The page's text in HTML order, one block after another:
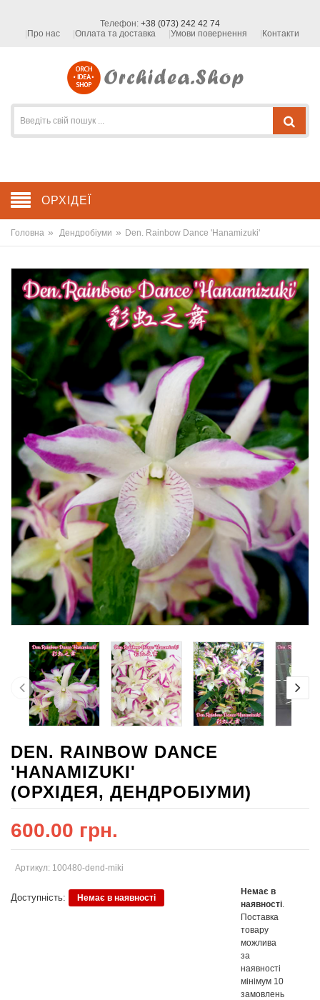
Телефон: +38 (073) 242 42 74
Про нас
Оплата та доставка Умови повернення Контакти
ОРХІДЕЇ
Головна » Дендробіуми » Den. Rainbow Dance 'Hanamizuki'
DEN. RAINBOW DANCE
'HANAMIZUKI'
(ОРХІДЕЯ, ДЕНДРОБІУМИ)
600.00 грн.
Артикул: 100480-dend-miki
Доступність: Немає в наявності
Немає в
наявності
Поставка
товару
можлива
за
наявності
мінімум 10
замовлень